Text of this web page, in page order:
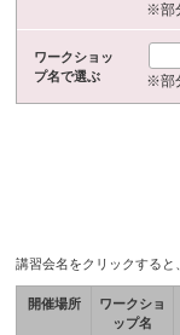
※部
ワークショッ
プ名で選ぶ
※部
講習会名をクリックすると
開催場所
ワークショ
ップ名